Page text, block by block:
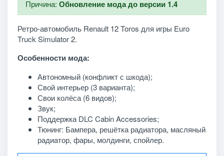
Причина: Обновление мода до версии 1.4
Ретро-автомобиль Renault 12 Toros для игры Euro
Truck Simulator 2.
Особенности мода:
Автономный (конфликт с шкода);
Свой интерьер (3 варианта);
Свои колёса (6 видов);
Звук;
Поддержка DLC Cabin Accessories;
Тюнинг: Бампера, решётка радиатора, масляный
радиатор, фары, молдинги, спойлер.